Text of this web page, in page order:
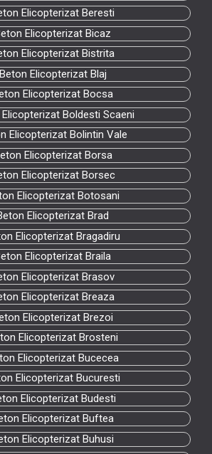
Elicopterizat Beresti
Elicopterizat Bicaz
Elicopterizat Bistrita
Beton Elicopterizat Blaj
Elicopterizat Bocsa
Boldesti Scaeni
Elicopterizat Bolintin Vale
Elicopterizat Borsa
Elicopterizat Borsec
Elicopterizat Botosani
Elicopterizat Brad
Elicopterizat Bragadiru
Elicopterizat Braila
Elicopterizat Brasov
Elicopterizat Breaza
Elicopterizat Brezoi
Elicopterizat Brosteni
Elicopterizat Bucecea
Elicopterizat Bucuresti
Elicopterizat Budesti
Elicopterizat Buftea
Elicopterizat Buhusi